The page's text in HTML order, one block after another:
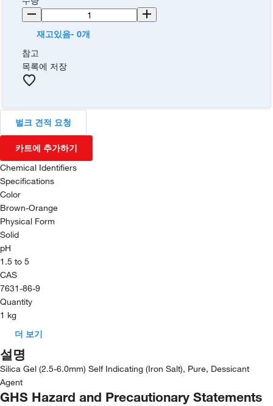
재고있음- 0개
참고
목록에 저장
벌크 견적 요청
카트에 추가하기
Chemical Identifiers
Specifications
Color
Brown-Orange
Physical Form
Solid
pH
1.5 to 5
CAS
7631-86-9
Quantity
1 kg
더 보기
설명
Silica Gel (2.5-6.0mm) Self Indicating (Iron Salt), Pure, Dessicant
Agent
GHS Hazard and Precautionary Statements